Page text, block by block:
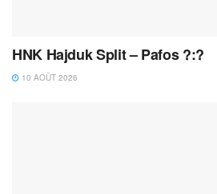
HNK Hajduk Split – Pafos ?:?
10 AOÛT 2026